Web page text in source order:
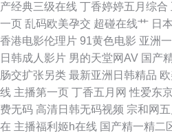
在线导航 欧美人成综合网 伊人网av 超碰
导航 91熟妇视频 国产精品爽歪歪 欧美操
看片 日韩毛片网址 91青娱乐首页 国产成
区 超碰人人操人人操 久草老司机 色婷婷
产经典三级在线 丁香婷婷五月综合
一页 乱码欧美孕交 超碰在线艹 日
香港电影伦理片 91黄色电影 亚洲
日韩成人影片 男的天堂网AV 国产
肠交扩张另类 最新亚洲日韩精品
线 主播第一页 丁香五月网 性爱东
费无码 高清日韩无码视频 宗和网
在 主播福利姬h在线 国产精一精二